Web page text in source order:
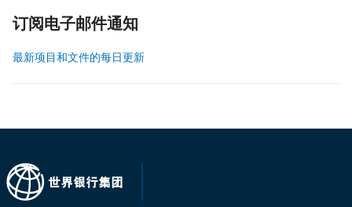
订阅电子邮件通知
最新项目和文件的每日更新